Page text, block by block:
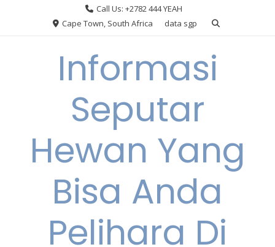
Call Us: +2782 444 YEAH
Cape Town, South Africa
data sgp
Informasi
Seputar
Hewan Yang
Bisa Anda
Pelihara Di